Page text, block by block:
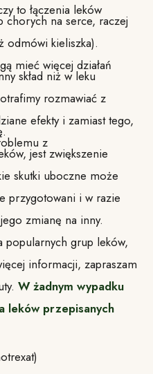
to łączenia leków
chorych na serce, raczej
odmówi kieliszka).
mieć więcej działań
skład niż w leku
rozmawiać z
efekty i zamiast tego,
z
jest zwiększenie
skutki uboczne może
przygotowani i w razie
zmianę na inny.
popularnych grup leków,
informacji, zapraszam
W żadnym wypadku
leków przepisanych